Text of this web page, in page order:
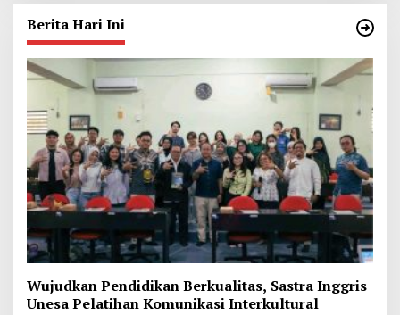
Berita Hari Ini
Wujudkan Pendidikan Berkualitas, Sastra Inggris
Unesa Pelatihan Komunikasi Interkultural